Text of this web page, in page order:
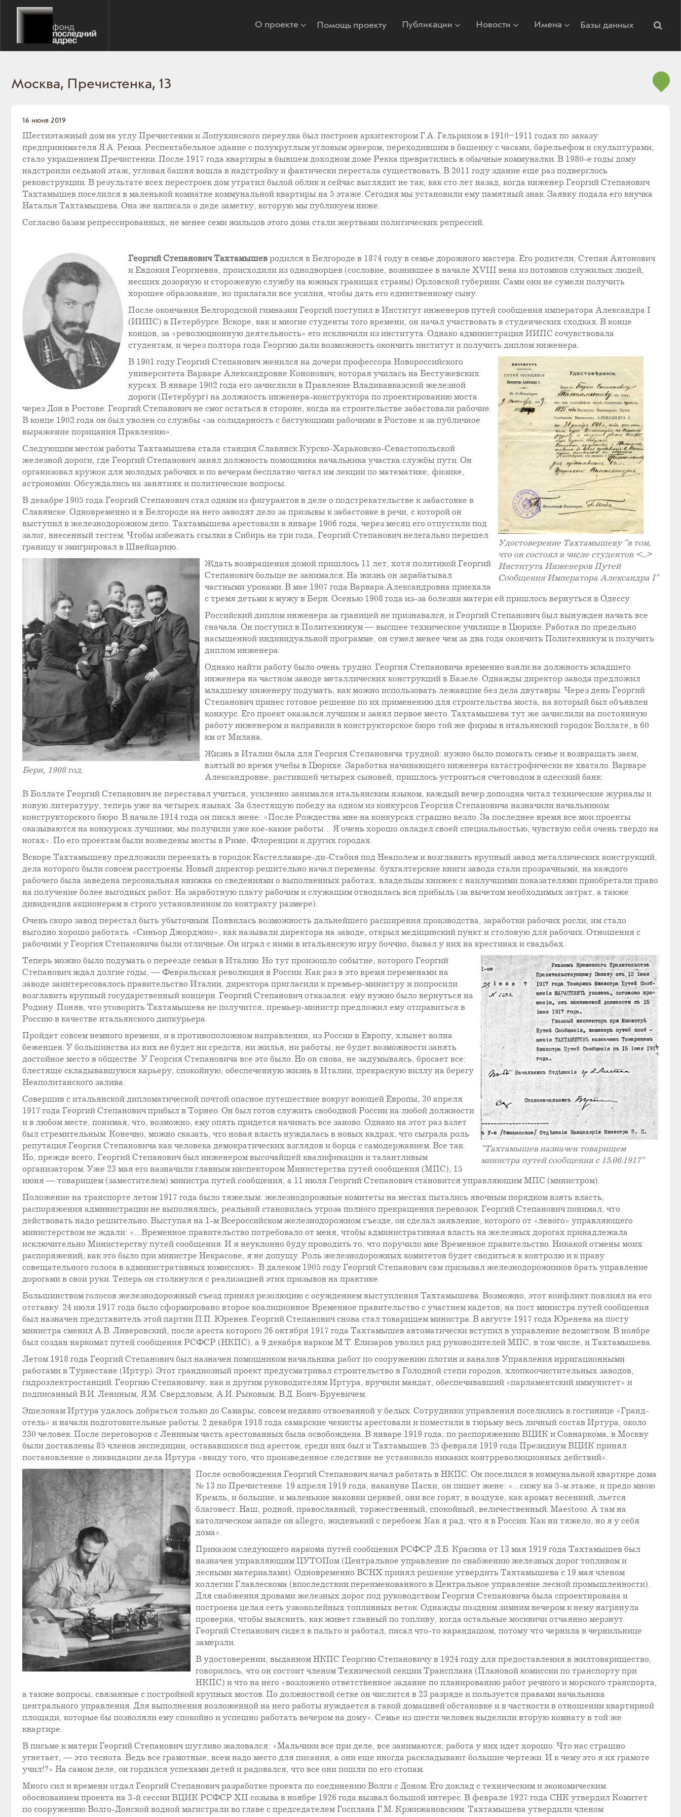
О проекте Помощь проекту Публикации Новости Имена Базы данных
Москва, Пречистенка, 13
16 июня 2019
Шестиэтажный дом на углу Пречистенки и Лопухинского переулка был построен архитектором Г.А. Гельрихом в 1910–1911 годах по заказу
предпринимателя Я.А. Рекка. Респектабельное здание с полукруглым угловым эркером, переходившим в башенку с часами, барельефом и скульптурами,
стало украшением Пречистенки. После 1917 года квартиры в бывшем доходном доме Рекка превратились в обычные коммуналки. В 1980-е годы дому
надстроили седьмой этаж, угловая башня вошла в надстройку и фактически перестала существовать. В 2011 году здание еще раз подверглось
реконструкции. В результате всех перестроек дом утратил былой облик и сейчас выглядит не так, как сто лет назад, когда инженер Георгий Степанович
Тахтамышев поселился в маленькой комнатке коммунальной квартиры на 5 этаже. Сегодня мы установили ему памятный знак. Заявку подала его внучка
Наталья Тахтамышева. Она же написала о деде заметку, которую мы публикуем ниже.
Согласно базам репрессированных, не менее семи жильцов этого дома стали жертвами политических репрессий.
Георгий Степанович Тахтамышев родился в Белгороде в 1874 году в семье дорожного мастера. Его родители, Степан Антонович
и Евдокия Георгиевна, происходили из однодворцев (сословие, возникшее в начале XVIII века из потомков служилых людей,
несших дозорную и сторожевую службу на южных границах страны) Орловской губернии. Сами они не сумели получить
хорошее образование, но прилагали все усилия, чтобы дать его единственному сыну.
После окончания Белгородской гимназии Георгий поступил в Институт инженеров путей сообщения императора Александра I
(ИИПС) в Петербурге. Вскоре, как и многие студенты того времени, он начал участвовать в студенческих сходках. В конце
концов, за «революционную деятельность» его исключили из института. Однако администрация ИИПС сочувствовала
студентам, и через полтора года Георгию дали возможность окончить институт и получить диплом инженера.
Удостоверение Тахтамышеву "в том,
что он состоял в числе студентов <...>
Института Инженеров Путей
Сообщения Императора Александра I"
В 1901 году Георгий Степанович женился на дочери профессора Новороссийского
университета Варваре Александровне Кононович, которая училась на Бестужевских
курсах. В январе 1902 года его зачислили в Правление Владикавказской железной
дороги (Петербург) на должность инженера-конструктора по проектированию моста
через Дон в Ростове. Георгий Степанович не смог остаться в стороне, когда на строительстве забастовали рабочие.
В конце 1902 года он был уволен со службы «за солидарность с бастующими рабочими в Ростове и за публичное
выражение порицания Правлению».
Следующим местом работы Тахтамышева стала станция Славянск Курско-Харьковско-Севастопольской
железной дороги, где Георгий Степанович занял должность помощника начальника участка службы пути. Он
организовал кружок для молодых рабочих и по вечерам бесплатно читал им лекции по математике, физике,
астрономии. Обсуждались на занятиях и политические вопросы.
В декабре 1905 года Георгий Степанович стал одним из фигурантов в деле о подстрекательстве к забастовке в
Славянске. Одновременно и в Белгороде на него заводят дело за призывы к забастовке в речи, с которой он
выступил в железнодорожном депо. Тахтамышева арестовали в январе 1906 года, через месяц его отпустили под
залог, внесенный тестем. Чтобы избежать ссылки в Сибирь на три года, Георгий Степанович нелегально перешел
границу и эмигрировал в Швейцарию.
Берн, 1908 год.
Ждать возвращения домой пришлось 11 лет, хотя политикой Георгий
Степанович больше не занимался. На жизнь он зарабатывал
частными уроками. В мае 1907 года Варвара Александровна приехала
с тремя детьми к мужу в Берн. Осенью 1908 года из-за болезни матери ей пришлось вернуться в Одессу.
Российский диплом инженера за границей не признавался, и Георгий Степанович был вынужден начать все
сначала. Он поступил в Политехникум — высшее техническое училище в Цюрихе. Работая по предельно
насыщенной индивидуальной программе, он сумел менее чем за два года окончить Политехникум и получить
диплом инженера.
Однако найти работу было очень трудно. Георгия Степановича временно взяли на должность младшего
инженера на частном заводе металлических конструкций в Базеле. Однажды директор завода предложил
младшему инженеру подумать, как можно использовать лежавшие без дела двутавры. Через день Георгий
Степанович принес готовое решение по их применению для строительства моста, на который был объявлен
конкурс. Его проект оказался лучшим и занял первое место. Тахтамышева тут же зачислили на постоянную
работу инженером и направили в конструкторское бюро той же фирмы в итальянский городок Боллате, в 60
км от Милана.
Жизнь в Италии была для Георгия Степановича трудной: нужно было помогать семье и возвращать заем,
взятый во время учебы в Цюрихе. Заработка начинающего инженера катастрофически не хватало. Варваре
Александровне, растившей четырех сыновей, пришлось устроиться счетоводом в одесский банк.
В Боллате Георгий Степанович не переставал учиться, усиленно занимался итальянским языком, каждый вечер допоздна читал технические журналы и
новую литературу, теперь уже на четырех языках. За блестящую победу на одном из конкурсов Георгия Степановича назначили начальником
конструкторского бюро. В начале 1914 года он писал жене: «После Рождества мне на конкурсах страшно везло. За последнее время все мои проекты
оказываются на конкурсах лучшими; мы получили уже кое-какие работы… Я очень хорошо овладел своей специальностью, чувствую себя очень твердо на
ногах». По его проектам были возведены мосты в Риме, Флоренции и других городах.
Вскоре Тахтамышеву предложили переехать в городок Кастелламаре-ди-Стабия под Неаполем и возглавить крупный завод металлических конструкций,
дела которого были совсем расстроены. Новый директор решительно начал перемены: бухгалтерские книги завода стали прозрачными, на каждого
рабочего была заведена персональная книжка со сведениями о выполненных работах, владельцы книжек с наилучшими показателями приобретали право
на получение более выгодных работ. На заработную плату рабочим и служащим отводилась вся прибыль (за вычетом необходимых затрат, а также
дивидендов акционерам в строго установленном по контракту размере).
Очень скоро завод перестал быть убыточным. Появилась возможность дальнейшего расширения производства, заработки рабочих росли, им стало
выгодно хорошо работать. «Синьор Джорджио», как называли директора на заводе, открыл медицинский пункт и столовую для рабочих. Отношения с
рабочими у Георгия Степановича были отличные. Он играл с ними в итальянскую игру боччио, бывал у них на крестинах и свадьбах.
"Тахтамышев назначен товарищем
министра путей сообщения c 15.06.1917"
Теперь можно было подумать о переезде семьи в Италию. Но тут произошло событие, которого Георгий
Степанович ждал долгие годы, — Февральская революция в России. Как раз в это время переменами на
заводе заинтересовалось правительство Италии, директора пригласили к премьер-министру и попросили
возглавить крупный государственный концерн. Георгий Степанович отказался: ему нужно было вернуться на
Родину. Поняв, что уговорить Тахтамышева не получится, премьер-министр предложил ему отправиться в
Россию в качестве итальянского дипкурьера.
Пройдет совсем немного времени, и в противоположном направлении, из России в Европу, хлынет волна
беженцев. У большинства из них не будет ни средств, ни жилья, ни работы, не будет возможности занять
достойное место в обществе. У Георгия Степановича все это было. Но он снова, не задумываясь, бросает все:
блестяще складывавшуюся карьеру, спокойную, обеспеченную жизнь в Италии, прекрасную виллу на берегу
Неаполитанского залива.
Совершив с итальянской дипломатической почтой опасное путешествие вокруг воющей Европы, 30 апреля
1917 года Георгий Степанович прибыл в Торнео. Он был готов служить свободной России на любой должности
и в любом месте, понимая, что, возможно, ему опять придется начинать все заново. Однако на этот раз взлет
был стремительным. Конечно, можно сказать, что новая власть нуждалась в новых кадрах, что сыграла роль
репутация Георгия Степановича как человека демократических взглядов и борца с самодержавием. Все так.
Но, прежде всего, Георгий Степанович был инженером высочайшей квалификации и талантливым
организатором. Уже 23 мая его назначили главным инспектором Министерства путей сообщения (МПС), 15
июня — товарищем (заместителем) министра путей сообщения, а 11 июля Георгий Степанович становится управляющим МПС (министром).
Положение на транспорте летом 1917 года было тяжелым: железнодорожные комитеты на местах пытались явочным порядком взять власть,
распоряжения администрации не выполнялись, реальной становилась угроза полного прекращения перевозок. Георгий Степанович понимал, что
действовать надо решительно. Выступая на 1-м Всероссийском железнодорожном съезде, он сделал заявление, которого от «левого» управляющего
министерством не ждали: «…Временное правительство потребовало от меня, чтобы административная власть на железных дорогах принадлежала
исключительно Министерству путей сообщения. И я неуклонно буду проводить то, что поручило мне Временное правительство. Никакой отмены моих
распоряжений, как это было при министре Некрасове, я не допущу. Роль железнодорожных комитетов будет сводиться к контролю и к праву
совещательного голоса в административных комиссиях». В далеком 1905 году Георгий Степанович сам призывал железнодорожников брать управление
дорогами в свои руки. Теперь он столкнулся с реализацией этих призывов на практике.
Большинством голосов железнодорожный съезд принял резолюцию с осуждением выступления Тахтамышева. Возможно, этот конфликт повлиял на его
отставку. 24 июля 1917 года было сформировано второе коалиционное Временное правительство с участием кадетов; на пост министра путей сообщения
был назначен представитель этой партии П.П. Юренев. Георгий Степанович снова стал товарищем министра. В августе 1917 года Юренева на посту
министра сменил А.В. Ливеровский, после ареста которого 26 октября 1917 года Тахтамышев автоматически вступил в управление ведомством. В ноябре
был создан наркомат путей сообщения РСФСР (НКПС), а 9 декабря нарком М.Т. Елизаров уволил ряд руководителей МПС, в том числе, и Тахтамышева.
Летом 1918 года Георгий Степанович был назначен помощником начальника работ по сооружению плотин и каналов Управления ирригационными
работами в Туркестане (Иртур). Этот грандиозный проект предусматривал строительство в Голодной степи городов, хлопкоочистительных заводов,
гидроэлектростанций. Георгию Степановичу, как и другим руководителям Иртура, вручили мандат, обеспечивавший «парламентский иммунитет» и
подписанный В.И. Лениным, Я.М. Свердловым, А.И. Рыковым, В.Д. Бонч-Бруевичем.
Эшелонам Иртура удалось добраться только до Самары, совсем недавно отвоеванной у белых. Сотрудники управления поселились в гостинице «Гранд-
отель» и начали подготовительные работы. 2 декабря 1918 года самарские чекисты арестовали и поместили в тюрьму весь личный состав Иртура, около
230 человек. После переговоров с Лениным часть арестованных была освобождена. В январе 1919 года, по распоряжению ВЦИК и Совнаркома, в Москву
были доставлены 85 членов экспедиции, остававшихся под арестом, среди них был и Тахтамышев. 25 февраля 1919 года Президиум ВЦИК принял
постановление о ликвидации дела Иртура «ввиду того, что произведенное следствие не установило никаких контрреволюционных действий».
После освобождения Георгий Степанович начал работать в НКПС. Он поселился в коммунальной квартире дома
№ 13 по Пречистенке. 19 апреля 1919 года, накануне Пасхи, он пишет жене: «…сижу на 5-м этаже, и предо мною
Кремль, и большие, и маленькие маковки церквей, они все горят; в воздухе, как аромат весенний, льется
благовест. Наш, родной, православный, торжественный, спокойный, величественный. Maestoso. А там на
католическом западе он allegro, жиденький с перебоем. Как я рад, что я в России. Как ни тяжело, но я у себя
дома».
Приказом следующего наркома путей сообщения РСФСР Л.Б. Красина от 13 мая 1919 года Тахтамышев был
назначен управляющим ЦУТОПом (Центральное управление по снабжению железных дорог топливом и
лесными материалами). Одновременно ВСНХ принял решение утвердить Тахтамышева с 19 мая членом
коллегии Главлескома (впоследствии переименованного в Центральное управление лесной промышленности).
Для снабжения дровами железных дорог под руководством Георгия Степановича была спроектирована и
построена целая сеть узкоколейных топливных веток. Однажды поздним зимним вечером к нему нагрянула
проверка, чтобы выяснить, как живет главный по топливу, когда остальные москвичи отчаянно мерзнут.
Георгий Степанович сидел в пальто и работал, писал что-то карандашом, потому что чернила в чернильнице
замерзли.
В удостоверении, выданном НКПС Георгию Степановичу в 1924 году для предоставления в жилтоварищество,
говорилось, что он состоит членом Технической секции Трансплана (Плановой комиссии по транспорту при
НКПС) и что на него «возложено ответственное задание по планированию работ речного и морского транспорта,
а также вопросы, связанные с постройкой крупных мостов. По должностной сетке он числится в 23 разряде и пользуется правами начальника
центрального управления. Для выполнения возложенной на него работы нуждается в такой домашней обстановке и в частности в отношении квартирной
площади, которые бы позволяли ему спокойно и успешно работать вечером на дому». Семье из шести человек выделили вторую комнату в той же
квартире.
В письме к матери Георгий Степанович шутливо жаловался: «Мальчики все при деле, все занимаются; работа у них идет хорошо. Что нас страшно
угнетает, — это теснота. Ведь все грамотные, всем надо место для писания, а они еще иногда раскладывают большие чертежи. И к чему это я их грамоте
учил!?» На самом деле, он гордился успехами детей и радовался, что все они пошли по его стопам.
Много сил и времени отдал Георгий Степанович разработке проекта по соединению Волги с Доном. Его доклад с техническим и экономическим
обоснованием проекта на 3-й сессии ВЦИК РСФСР XII созыва в ноябре 1926 года вызвал большой интерес. В феврале 1927 года СНК утвердил Комитет
по сооружению Волго-Донской водной магистрали во главе с председателем Госплана Г.М. Кржижановским. Тахтамышева утвердили членом